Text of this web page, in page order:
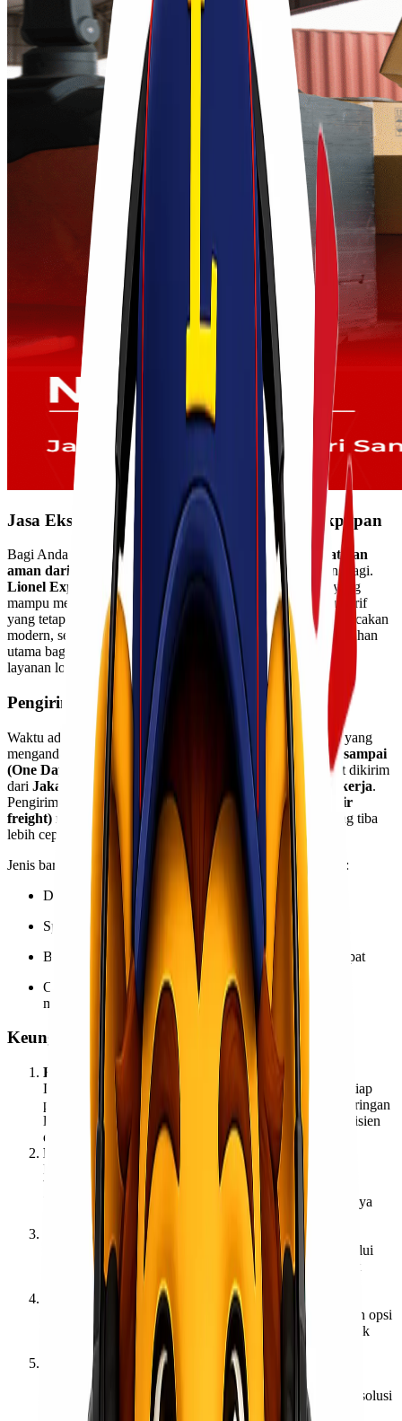
Jasa Ekspedisi Sehari Sampai Jakarta Balikpapan
Bagi Anda yang membutuhkan layanan
pengiriman cepat dan
aman dari Jakarta ke Balikpapan
, kini tak perlu bingung lagi.
Lionel Express
hadir sebagai solusi ekspedisi terpercaya yang
mampu mengantarkan barang Anda
sehari sampai
dengan tarif
yang tetap terjangkau. Didukung armada lengkap, sistem pelacakan
modern, serta tim berpengalaman, Lionel Express menjadi pilihan
utama bagi individu maupun perusahaan yang membutuhkan
layanan logistik cepat antar pulau.
Pengiriman Cepat Sehari Sampai
Waktu adalah hal yang sangat penting, terutama bagi bisnis yang
mengandalkan ketepatan distribusi. Melalui layanansehari sampai
(One Day Service)
dari Lionel Express, barang Anda dapat dikirim
dari Jakarta ke Balikpapan hanya dalam waktu 1 hari kerja.
Pengiriman ini dilakukan dengan dukungan jalur udara (air
freight) menggunakan maskapai terpercaya, sehingga barang tiba
lebih cepat tanpa mengorbankan keamanan.
Jenis barang yang bisa menggunakan layanan ini antara lain:
Dokumen penting dan arsip perusahaan
Sparepart kendaraan atau alat berat
Barang e-commerce dengan kebutuhan pengiriman cepat
Obat-obatan, peralatan medis, dan kebutuhan industri
mendesak
Keunggulan Menggunakan Lionel Express
Kecepatan dan Ketepatan Waktu
Lionel Express memahami pentingnya waktu dalam setiap
pengiriman. Sistem operasional yang terintegrasi dan jaringan
logistik luas memungkinkan proses pengiriman lebih efisien
dari Jakarta menuju Balikpapan.
Layanan Door to Door
Pelanggan tidak perlu repot mengantar atau mengambil
barang di gudang. Tim Lionel Express akan menjemput
langsung barang ke lokasi pengirim dan mengantarkannya
sampai ke alamat penerima dengan aman.
Tracking Online Real-Time
Semua pengiriman dapat dipantau secara langsung melalui
tracking online
. Dengan nomor resi, Anda dapat
mengetahui posisi barang secara akurat setiap saat.
Asuransi Pengiriman
Demi keamanan tambahan, Lionel Express menyediakan opsi
asuransi untuk setiap barang yang dikirim, terutama untuk
barang bernilai tinggi.
Layanan Customer Service Responsif
Tim CS kami siap membantu Anda setiap hari untuk
memberikan informasi tarif, estimasi waktu tiba, hingga solusi
pengiriman terbaik sesuai kebutuhan Anda.